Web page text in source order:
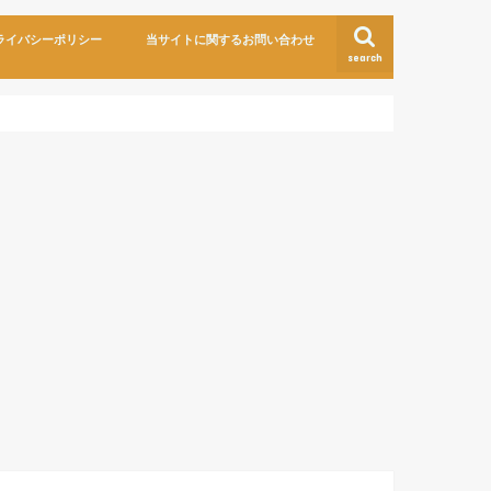
search
イバシーポリシー 当サイトに関するお問い合わせ